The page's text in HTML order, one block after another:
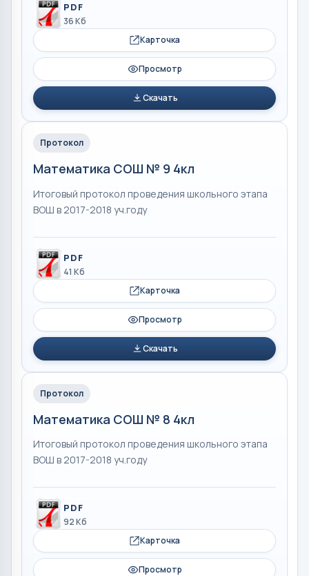
PDF
36 Кб
Карточка
Просмотр
Скачать
Протокол
Математика СОШ № 9 4кл
Итоговый протокол проведения школьного этапа
ВОШ в 2017-2018 уч.году
PDF
41 Кб
Карточка
Просмотр
Скачать
Протокол
Математика СОШ № 8 4кл
Итоговый протокол проведения школьного этапа
ВОШ в 2017-2018 уч.году
PDF
92 Кб
Карточка
Просмотр